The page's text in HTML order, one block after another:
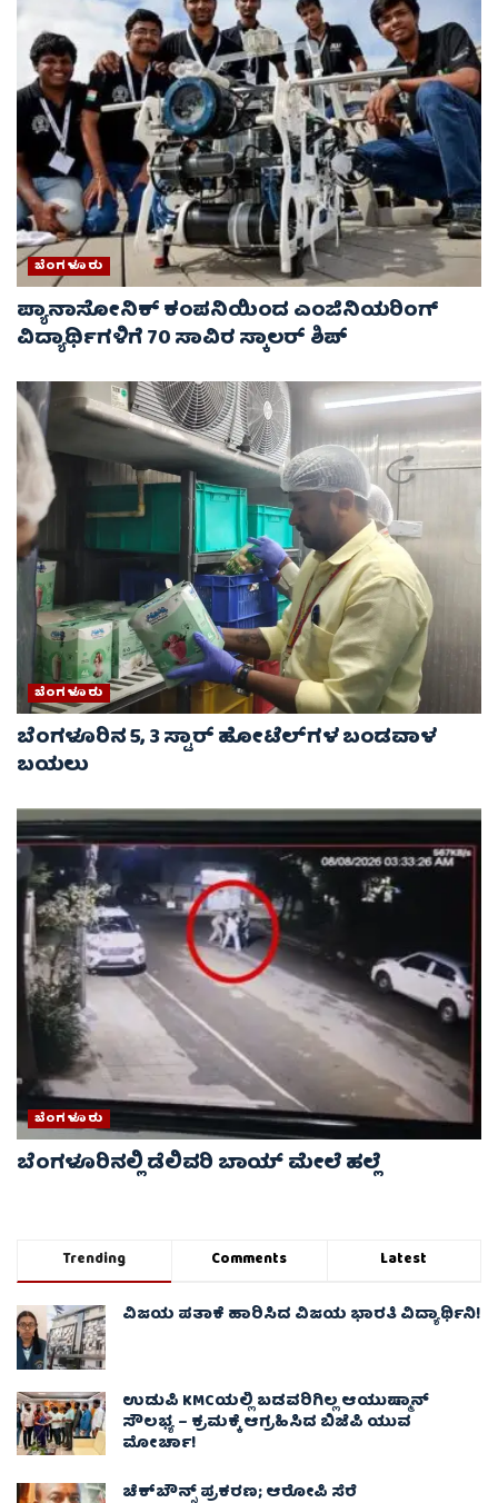
ಬೆಂಗಳೂರು
ಪ್ಯಾನಾಸೋನಿಕ್ ಕಂಪನಿಯಿಂದ ಎಂಜಿನಿಯರಿಂಗ್
ವಿದ್ಯಾರ್ಥಿಗಳಿಗೆ 70 ಸಾವಿರ ಸ್ಕಾಲರ್ ಶಿಪ್
ಬೆಂಗಳೂರು
ಬೆಂಗಳೂರಿನ 5, 3 ಸ್ಟಾರ್​​​​ ಹೋಟೆಲ್​​​​ಗಳ ಬಂಡವಾಳ
ಬಯಲು
ಬೆಂಗಳೂರು
ಬೆಂಗಳೂರಿನಲ್ಲಿ ಡೆಲಿವರಿ ಬಾಯ್ ಮೇಲೆ‌ ಹಲ್ಲೆ
Trending Comments Latest
ವಿಜಯ ಪತಾಕೆ ಹಾರಿಸಿದ ವಿಜಯ ಭಾರತಿ ವಿದ್ಯಾರ್ಥಿನಿ!
ಉಡುಪಿ KMCಯಲ್ಲಿ ಬಡವರಿಗಿಲ್ಲ ಆಯುಷ್ಮಾನ್
ಸೌಲಭ್ಯ – ಕ್ರಮಕ್ಕೆ ಆಗ್ರಹಿಸಿದ ಬಿಜೆಪಿ ಯುವ
ಮೋರ್ಚಾ!
ಚೆಕ್​ಬೌನ್ಸ್​ ಪ್ರಕರಣ; ಆರೋಪಿ ಸೆರೆ